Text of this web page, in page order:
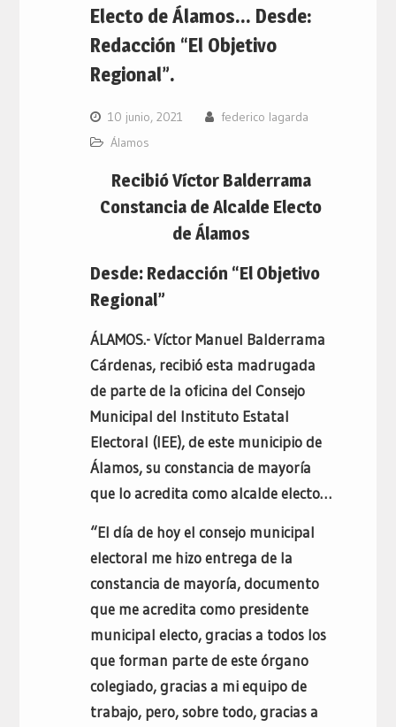
Electo de Álamos… Desde:
Redacción “El Objetivo
Regional”.
10 junio, 2021
federico lagarda
Álamos
Recibió Víctor Balderrama
Constancia de Alcalde Electo
de Álamos
Desde: Redacción “El Objetivo
Regional”
ÁLAMOS.- Víctor Manuel Balderrama
Cárdenas, recibió esta madrugada
de parte de la oficina del Consejo
Municipal del Instituto Estatal
Electoral (IEE), de este municipio de
Álamos, su constancia de mayoría
que lo acredita como alcalde electo…
“El día de hoy el consejo municipal
electoral me hizo entrega de la
constancia de mayoría, documento
que me acredita como presidente
municipal electo, gracias a todos los
que forman parte de este órgano
colegiado, gracias a mi equipo de
trabajo, pero, sobre todo, gracias a